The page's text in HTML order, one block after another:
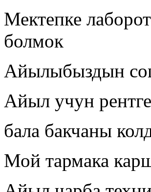
Мектепке
болмок
Айылыбыздын
Айыл учун
бала бакчаны
Мой тармака